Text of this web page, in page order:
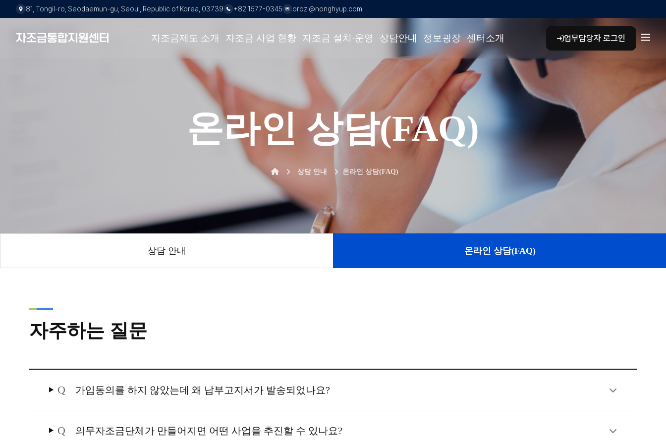
주소:81, Tongil-ro, Seodaemun-gu, Seoul, Republic of Korea, 03739 +82 1577-0345 orozi@nonghyup.com
자조금통합지원센터 키보드 탐색 시 아래 화살표 키로 하위 메뉴를 열고, 위 화살표 키 또는 Esc 키로 닫습니다. 하위 메뉴에서는 Tab/Shift+Tab 키로 이동하고 Enter 키로 이
자조금제도 소개 자조금 사업 현황 자조금 설치·운영 상담안내 정보광장 센터소개 업무담당자 로그인
온라인 상담(FAQ)
홈으로 이동
상담 안내 온라인 상담(FAQ)
상담 안내 온라인 상담(FAQ)
자주하는 질문
Q 가입동의를 하지 않았는데 왜 납부고지서가 발송되었나요?
Q 의무자조금단체가 만들어지면 어떤 사업을 추진할 수 있나요?